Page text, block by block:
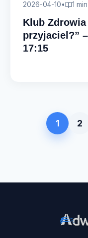
2026-04-10• 1 min
Klub
przyjaciel?”
17:15
1 2